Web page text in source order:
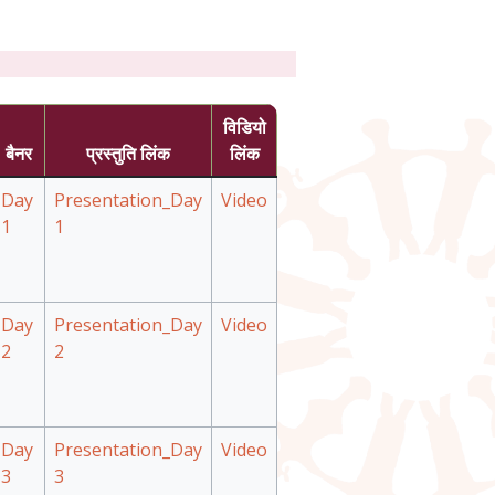
बैनर प्रस्तुति लिंक
विडियो
लिंक
Day
1
Presentation_Day
1
Video
Day
2
Presentation_Day
2
Video
Day
3
Presentation_Day
3
Video